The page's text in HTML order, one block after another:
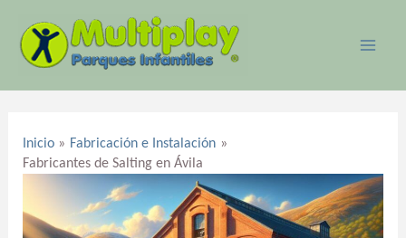
contenido
Inicio
Fabricación e Instalación
Fabricantes de Salting en Ávila
entradas